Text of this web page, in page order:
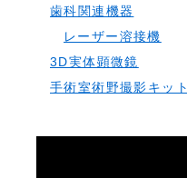
歯科関連機器
レーザー溶接機
3D実体顕微鏡
手術室術野撮影キット